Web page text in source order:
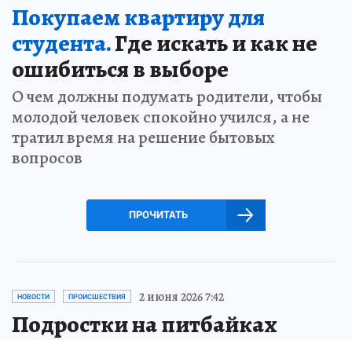
Покупаем квартиру для
студента.Где искать и как не
ошибиться в выборе
О чем должны подумать родители, чтобы
молодой человек спокойно учился, а не
тратил время на решение бытовых
вопросов
ПРОЧИТАТЬ
НОВОСТИ ПРОИСШЕСТВИЯ 2 июня 2026 7:42
Подростки на питбайках